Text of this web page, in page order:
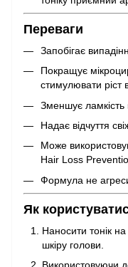
Переваги
Запобігає
Покращує
стимулювати ріст
Зменшує ламкість
Надає відчуття
Може
Hair Loss
Формула не
Як
Наносити тонік
шкіру голови.